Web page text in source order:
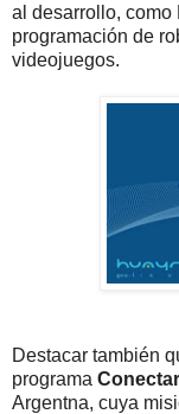
al desarrollo, como
programación de
videojuegos.
Destacar también
programa
Argentna, cuya